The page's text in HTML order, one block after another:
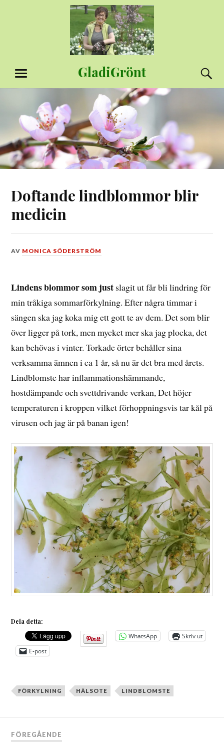
GladiGrönt
MENY
Doftande lindblommor blir
medicin
DEN
2016
AV MONICA SÖDERSTRÖM
Lindens blommor som just slagit ut får bli lindring för
min tråkiga sommarförkylning. Efter några timmar i
sängen ska jag koka mig ett gott te av dem. Det som blir
över ligger på tork, men mycket mer ska jag plocka, det
kan behövas i vinter. Torkade örter behåller sina
verksamma ämnen i ca 1 år, så nu är det bra med årets.
Lindblomste har inflammationshämmande,
hostdämpande och svettdrivande verkan, Det höjer
temperaturen i kroppen vilket förhoppningsvis tar kål på
virusen och jag är på banan igen!
Dela detta:
WhatsApp
Skriv ut
E-post
FÖRKYLNING HÄLSOTE LINDBLOMSTE
Inläggsnavigering
FÖREGÅENDE